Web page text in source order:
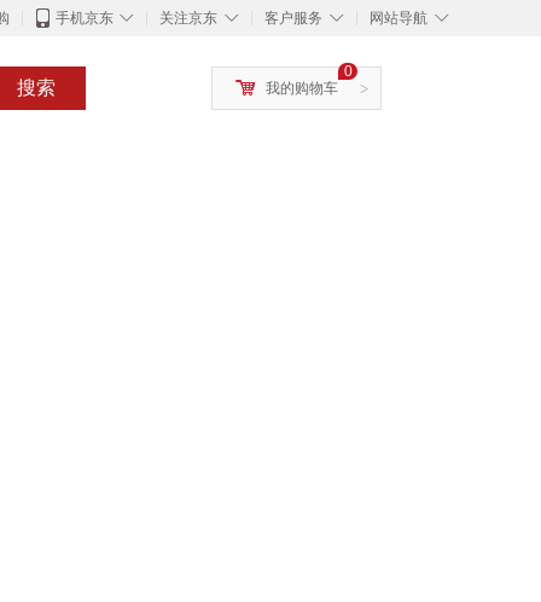
◇
手机京东 ◇
关注京东 ◇
客户服务 ◇
网站导航
搜索 >
0
我的购物车